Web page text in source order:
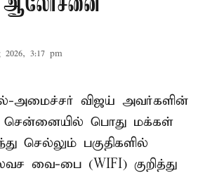
ஆலோசனை
2026, 3:17 pm
அமைச்சர் விஜய் அவர்களின்
சென்னையில் பொது மக்கள்
செல்லும் பகுதிகளில்
வை-பை (WIFI) குறித்து